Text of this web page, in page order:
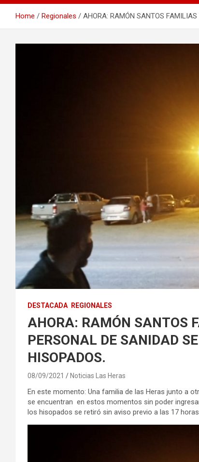
Home Regionales AHORA: RAMÓN SANTOS FAMILIAS
DESTACADA REGIONALES
AHORA: RAMÓN SANTOS
PERSONAL DE SANIDAD
HISOPADOS.
08/09/2021 Noticias Las Heras
En este momento: Una familia de las Heras junto a
se encuentran en estos momentos sin poder
los hisopados se retiró sin aviso previo a las 17